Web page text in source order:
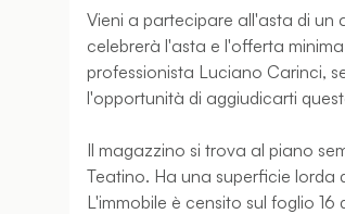
Vieni a partecipare all'asta di un
celebrerà l'asta e l'offerta
professionista Luciano Carinci,
l'opportunità di aggiudicarti
Il magazzino si trova al piano
Teatino. Ha una superficie lorda
L'immobile è censito sul foglio